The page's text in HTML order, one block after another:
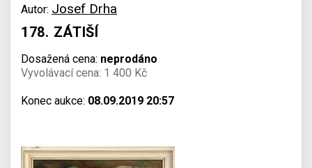
Autor: Josef Drha
178. ZÁTIŠÍ
Dosažená cena: neprodáno
Vyvolávací cena: 1 400 Kč
Konec aukce: 08.09.2019 20:57